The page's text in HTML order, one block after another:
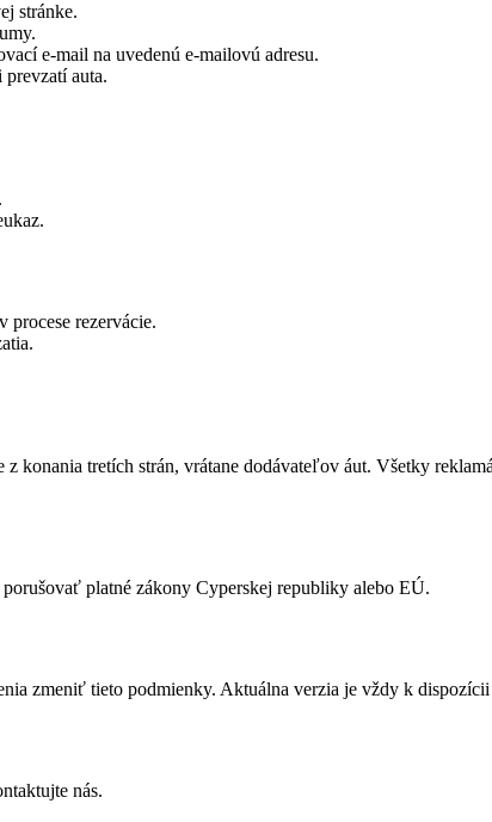
stránke.
e-mail na uvedenú e-mailovú adresu.
auta.
procese rezervácie.
konania tretích strán, vrátane dodávateľov áut. Všetky
platné zákony Cyperskej republiky alebo EÚ.
zmeniť tieto podmienky. Aktuálna verzia je vždy k dispozícii
nás.